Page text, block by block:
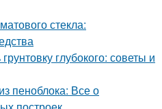
стекла:
глубокого: советы и
пеноблока: Все о